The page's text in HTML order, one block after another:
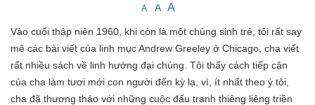
A A A
Vào cuối thập niên 1960, khi còn là một chủng sinh trẻ, tôi rất say
mê các bài viết của linh mục Andrew Greeley ở Chicago, cha viết
rất nhiều sách về linh hướng đại chúng. Tôi thấy cách tiếp cận
của cha làm tươi mới con người đến kỳ lạ, vì, ít nhất theo ý tôi,
cha đã thương thảo với những cuộc đấu tranh thiêng liêng triền